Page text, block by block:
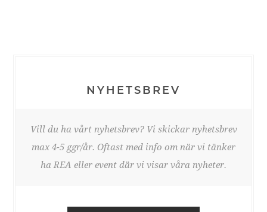
NYHETSBREV
Vill du ha vårt nyhetsbrev? Vi skickar nyhetsbrev
max 4-5 ggr/år. Oftast med info om när vi tänker
ha REA eller event där vi visar våra nyheter.